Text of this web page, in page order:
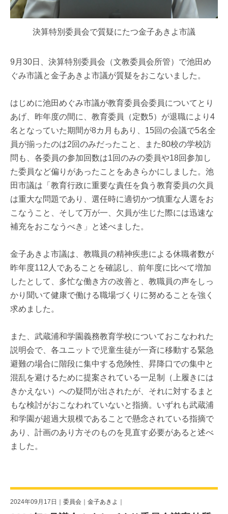
決算特別委員会で質疑にたつ金子あきよ市議
9月30日、決算特別委員会（文教委員会所管）で池田め
ぐみ市議と金子あきよ市議が質疑をおこないました。
はじめに池田めぐみ市議が教育委員会委員についてとり
あげ、昨年度の間に、教育委員（定数5）が退職により4
名となっていた期間が8カ月もあり、15回の会議で5名全
員が揃ったのは2回のみだったこと、また80校の学校訪
問も、各委員の参加回数は1回のみの委員や18回参加し
た委員など偏りがあったことをあきらかにしました。池
田市議は「教育行政に重要な責任を負う教育委員の欠員
は重大な問題であり、選任時に適切かつ慎重な人選をお
こなうこと、そして万が一、欠員が生じた際には迅速な
補充をおこなうべき」と述べました。
金子あきよ市議は、教職員の精神疾患による休職者数が
昨年度112人であることを確認し、前年度に比べて増加
したとして、多忙な働き方の改善と、教職員の声をしっ
かり聞いて健康で働ける職場づくりに努めることを強く
求めました。
また、武蔵浦和学園義務教育学校についておこなわれた
説明会で、各ユニットで児童生徒が一斉に移動する緊急
避難の場合に階段に集中する危険性、昇降口での集中と
混乱を避けるために提案されている一足制（上履きには
きかえない）への疑問が出されたが、それに対するまと
もな検討がおこなわれていないと指摘。いずれも武蔵浦
和学園が超過大規模であることで懸念されている指摘で
あり、計画のあり方そのものを見直す必要があると述べ
ました。
2024年09月17日｜ 委員会 金子あきよ